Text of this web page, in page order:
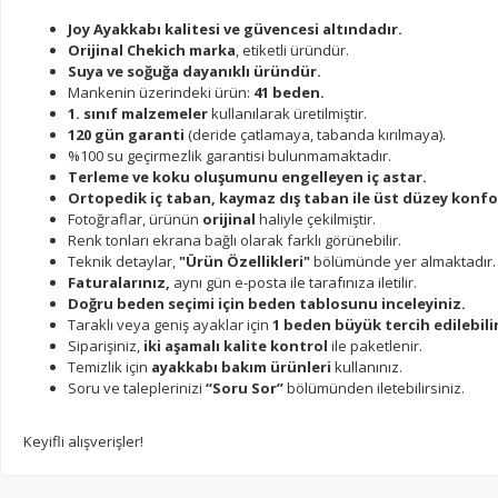
Joy Ayakkabı kalitesi ve güvencesi altındadır.
Orijinal Chekich marka , etiketli üründür.
Suya ve soğuğa dayanıklı üründür.
Mankenin üzerindeki ürün: 41 beden.
1. sınıf malzemelerkullanılarak üretilmiştir.
120 gün garanti (deride çatlamaya, tabanda kırılmaya).
%100 su geçirmezlik garantisi bulunmamaktadır.
Terleme ve koku oluşumunu engelleyen iç astar.
Ortopedik iç taban, kaymaz dış taban ile üst düzey
Fotoğraflar, ürünün orijinal haliyle çekilmiştir.
Renk tonları ekrana bağlı olarak farklı görünebilir.
Teknik detaylar, "Ürün Özellikleri"bölümünde yer almaktadır.
Faturalarınız, aynı gün e-posta ile tarafınıza iletilir.
Doğru beden seçimi için beden tablosunu inceleyiniz.
Taraklı veya geniş ayaklar için 1 beden büyük tercih
Siparişiniz, iki aşamalı kalite kontrol ile paketlenir.
Temizlik için ayakkabı bakım ürünleri kullanınız.
Soru ve taleplerinizi “Soru Sor”bölümünden iletebilirsiniz.
Keyifli alışverişler!